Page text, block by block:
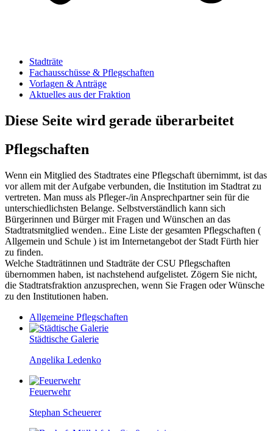
Stadträte
Fachausschüsse & Pflegschaften
Vorlagen & Anträge
Aktuelles aus der Fraktion
Diese Seite wird gerade überarbeitet
Pflegschaften
Wenn ein Mitglied des Stadtrates eine Pflegschaft übernimmt, ist das
vor allem mit der Aufgabe verbunden, die Institution im Stadtrat zu
vertreten. Man muss als Pfleger-/in Ansprechpartner sein für die
unterschiedlichsten Belange. Selbstverständlich kann sich
Bürgerinnen und Bürger mit Fragen und Wünschen an das
Stadtratsmitglied wenden.. Eine Liste der gesamten Pflegschaften (
Allgemein und Schule ) ist im Internetangebot der Stadt Fürth hier
zu finden.
Welche Stadträtinnen und Stadträte der CSU Pflegschaften
übernommen haben, ist nachstehend aufgelistet. Zögern Sie nicht,
die Stadtratsfraktion anzusprechen, wenn Sie Fragen oder Wünsche
zu den Institutionen haben.
Allgemeine Pflegschaften
Städtische Galerie
Angelika Ledenko
Feuerwehr
Stephan Scheuerer